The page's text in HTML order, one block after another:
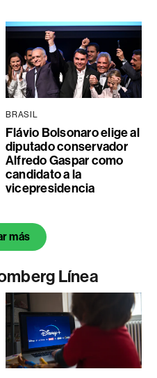
BRASIL
Flávio Bolsonaro elige al
diputado conservador
Alfredo Gaspar como
candidato a la
vicepresidencia
más
Línea